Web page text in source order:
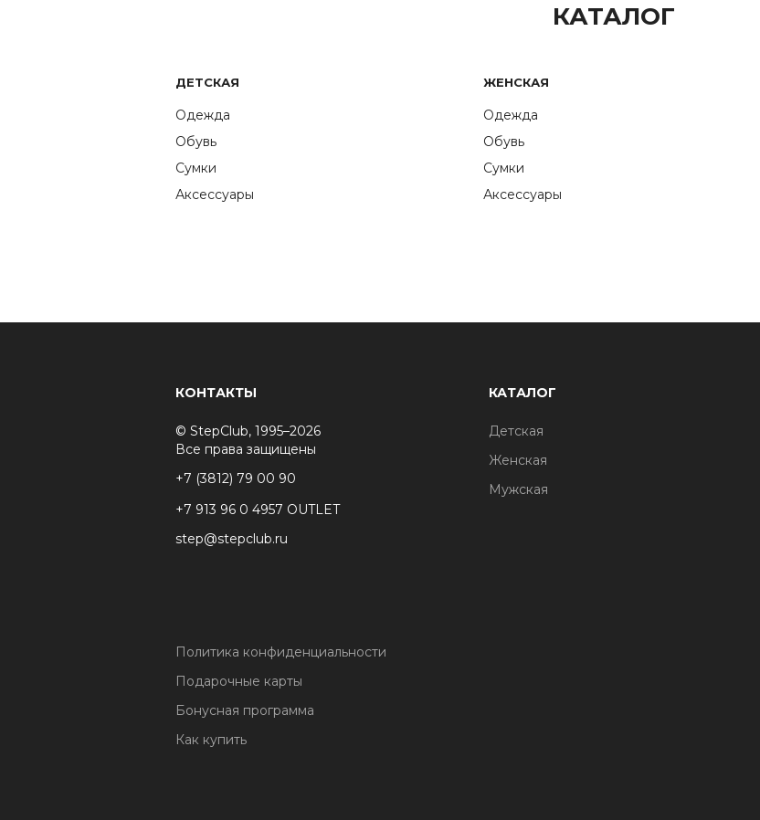
КАТАЛОГ
ДЕТСКАЯ
Одежда
Обувь
Сумки
Аксессуары
ЖЕНСКАЯ
Одежда
Обувь
Сумки
Аксессуары
КОНТАКТЫ
© StepClub, 1995–2026
Все права защищены
+7 (3812) 79 00 90
+7 913 96 0 4957 OUTLET
step@stepclub.ru
КАТАЛОГ
Детская
Женская
Мужская
Политика конфиденциальности
Подарочные карты
Бонусная программа
Как купить